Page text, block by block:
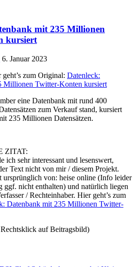
mit 235 Millionen
kursiert
6. Januar 2023
zum Original: Datenleck:
Millionen Twitter-Konten kursiert
eine Datenbank mit rund 400
zum Verkauf stand, kursiert
235 Millionen Datensätzen.
ZITAT:
ich sehr interessant und lesenswert,
Text nicht von mir / diesem Projekt.
ursprünglich von: heise online (Info leider
ggf. nicht enthalten) und natürlich liegen
/ Rechteinhaber. Hier geht’s zum
Datenbank mit 235 Millionen Twitter-
auf Beitragsbild)